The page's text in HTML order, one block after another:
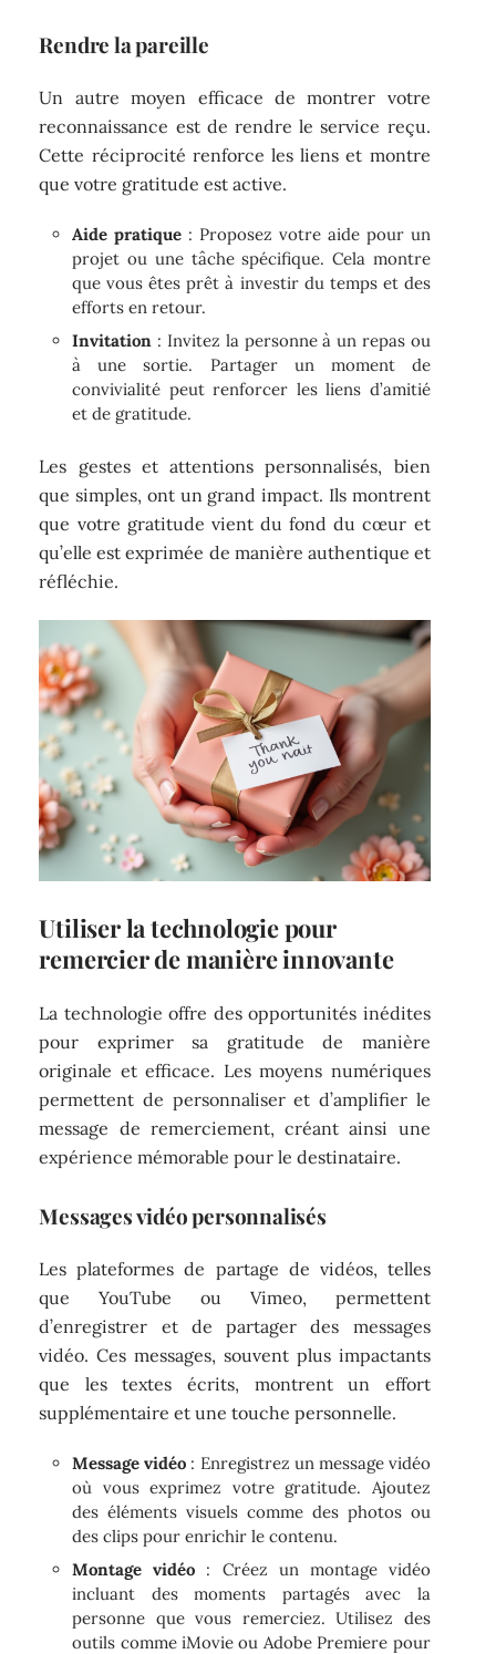
Rendre la pareille
Un autre moyen efficace de montrer votre
reconnaissance est de rendre le service reçu.
Cette réciprocité renforce les liens et montre
que votre gratitude est active.
Aide pratique : Proposez votre aide pour un
projet ou une tâche spécifique. Cela montre
que vous êtes prêt à investir du temps et des
efforts en retour.
Invitation : Invitez la personne à un repas ou
à une sortie. Partager un moment de
convivialité peut renforcer les liens d’amitié
et de gratitude.
Les gestes et attentions personnalisés, bien
que simples, ont un grand impact. Ils montrent
que votre gratitude vient du fond du cœur et
qu’elle est exprimée de manière authentique et
réfléchie.
Utiliser la technologie pour
remercier de manière innovante
La technologie offre des opportunités inédites
pour exprimer sa gratitude de manière
originale et efficace. Les moyens numériques
permettent de personnaliser et d’amplifier le
message de remerciement, créant ainsi une
expérience mémorable pour le destinataire.
Messages vidéo personnalisés
Les plateformes de partage de vidéos, telles
que YouTube ou Vimeo, permettent
d’enregistrer et de partager des messages
vidéo. Ces messages, souvent plus impactants
que les textes écrits, montrent un effort
supplémentaire et une touche personnelle.
Message vidéo : Enregistrez un message vidéo
où vous exprimez votre gratitude. Ajoutez
des éléments visuels comme des photos ou
des clips pour enrichir le contenu.
Montage vidéo : Créez un montage vidéo
incluant des moments partagés avec la
personne que vous remerciez. Utilisez des
outils comme iMovie ou Adobe Premiere pour